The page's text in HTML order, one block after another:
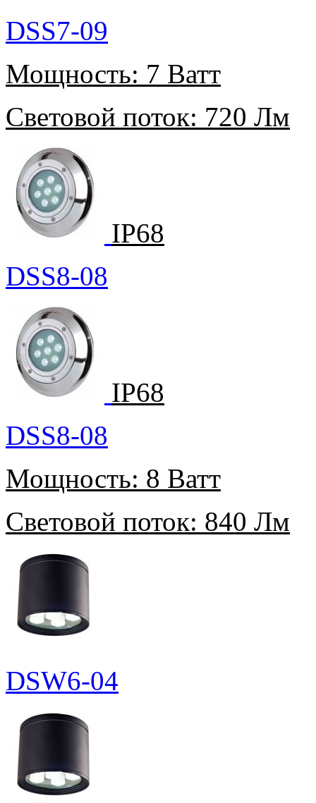
DSS7-09
Мощность: 7 Ватт
Световой поток: 720 Лм
IP68
DSS8-08
IP68
DSS8-08
Мощность: 8 Ватт
Световой поток: 840 Лм
DSW6-04